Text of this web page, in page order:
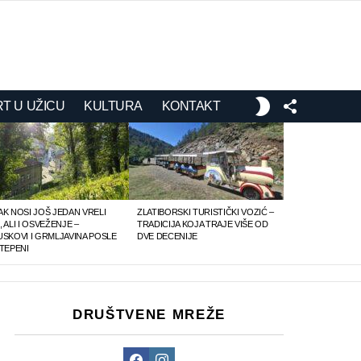
U UŽICU KULTURA KONTAKT
SWITCH
SKIN
NOSI JOŠ JEDAN VRELI
ALI I OSVEŽENJE –
I GRMLJAVINA POSLE
ZLATIBORSKI TURISTIČKI VOZIĆ –
TRADICIJA KOJA TRAJE VIŠE OD
DVE DECENIJE
DRUŠTVENE MREŽE
FacebookInstagram